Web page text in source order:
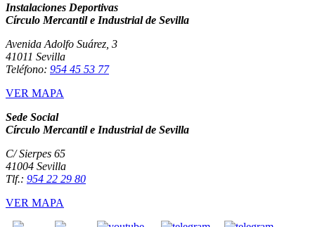
Instalaciones Deportivas
Círculo Mercantil e Industrial de Sevilla
Avenida Adolfo Suárez, 3
41011 Sevilla
Teléfono: 954 45 53 77
VER MAPA
Sede Social
Círculo Mercantil e Industrial de Sevilla
C/ Sierpes 65
41004 Sevilla
Tlf.: 954 22 29 80
VER MAPA